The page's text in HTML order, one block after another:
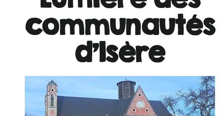
communautés
d'Isère